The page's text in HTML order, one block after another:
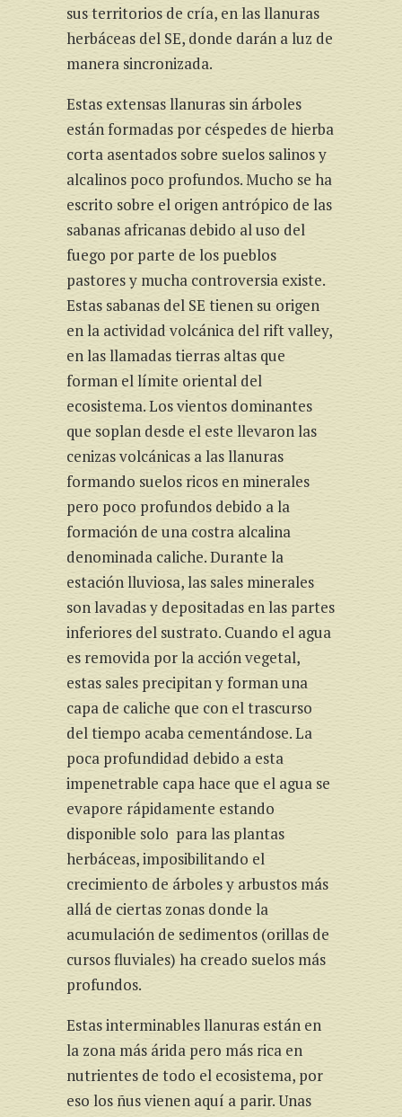
sus territorios de cría, en las llanuras
herbáceas del SE, donde darán a luz de
manera sincronizada.
Estas extensas llanuras sin árboles
están formadas por céspedes de hierba
corta asentados sobre suelos salinos y
alcalinos poco profundos. Mucho se ha
escrito sobre el origen antrópico de las
sabanas africanas debido al uso del
fuego por parte de los pueblos
pastores y mucha controversia existe.
Estas sabanas del SE tienen su origen
en la actividad volcánica del rift valley,
en las llamadas tierras altas que
forman el límite oriental del
ecosistema. Los vientos dominantes
que soplan desde el este llevaron las
cenizas volcánicas a las llanuras
formando suelos ricos en minerales
pero poco profundos debido a la
formación de una costra alcalina
denominada caliche. Durante la
estación lluviosa, las sales minerales
son lavadas y depositadas en las partes
inferiores del sustrato. Cuando el agua
es removida por la acción vegetal,
estas sales precipitan y forman una
capa de caliche que con el trascurso
del tiempo acaba cementándose. La
poca profundidad debido a esta
impenetrable capa hace que el agua se
evapore rápidamente estando
disponible solo para las plantas
herbáceas, imposibilitando el
crecimiento de árboles y arbustos más
allá de ciertas zonas donde la
acumulación de sedimentos (orillas de
cursos fluviales) ha creado suelos más
profundos.
Estas interminables llanuras están en
la zona más árida pero más rica en
nutrientes de todo el ecosistema, por
eso los ñus vienen aquí a parir. Unas